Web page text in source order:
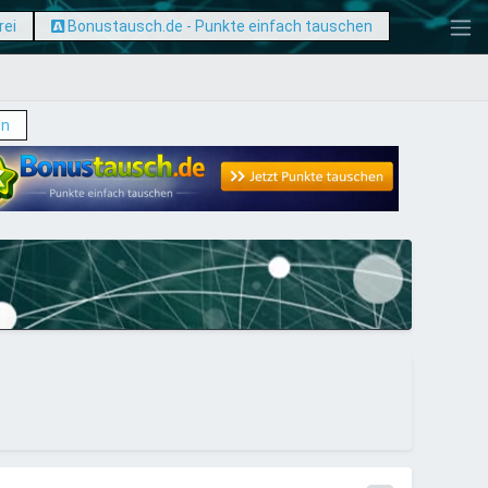
Bonustausch.de - Punkte einfach tauschen